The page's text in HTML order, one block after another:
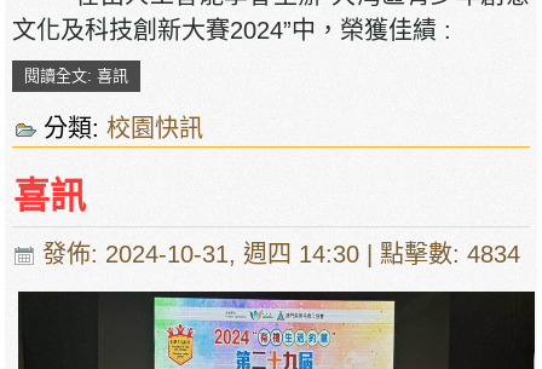
文化及科技創新大賽2024”中，榮獲佳績 :
閱讀全文: 喜訊
分類:校園快訊
喜訊
發佈: 2024-10-31, 週四 14:30 | 點擊數: 4834